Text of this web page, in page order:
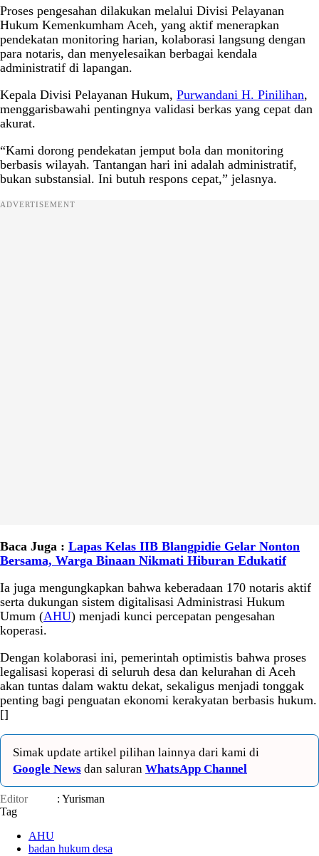
Proses pengesahan dilakukan melalui Divisi Pelayanan
Hukum Kemenkumham Aceh, yang aktif menerapkan
pendekatan monitoring harian, kolaborasi langsung dengan
para notaris, dan menyelesaikan berbagai kendala
administratif di lapangan.
Kepala Divisi Pelayanan Hukum, Purwandani H. Pinilihan,
menggarisbawahi pentingnya validasi berkas yang cepat dan
akurat.
“Kami dorong pendekatan jemput bola dan monitoring
berbasis wilayah. Tantangan hari ini adalah administratif,
bukan substansial. Ini butuh respons cepat,” jelasnya.
ADVERTISEMENT
Baca Juga : Lapas Kelas IIB Blangpidie Gelar Nonton
Bersama, Warga Binaan Nikmati Hiburan Edukatif
Ia juga mengungkapkan bahwa keberadaan 170 notaris aktif
serta dukungan sistem digitalisasi Administrasi Hukum
Umum (AHU) menjadi kunci percepatan pengesahan
koperasi.
Dengan kolaborasi ini, pemerintah optimistis bahwa proses
legalisasi koperasi di seluruh desa dan kelurahan di Aceh
akan tuntas dalam waktu dekat, sekaligus menjadi tonggak
penting bagi penguatan ekonomi kerakyatan berbasis hukum.
[]
Simak update artikel pilihan lainnya dari kami di
Google News dan saluran WhatsApp Channel
Editor
: Yurisman
Tag
AHU
badan hukum desa